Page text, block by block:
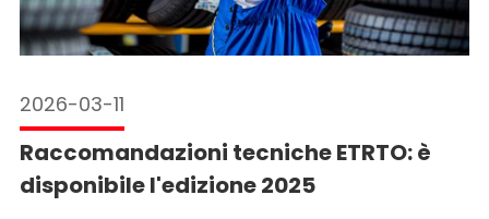
2026-03-11
Raccomandazioni tecniche ETRTO: è
disponibile l'edizione 2025